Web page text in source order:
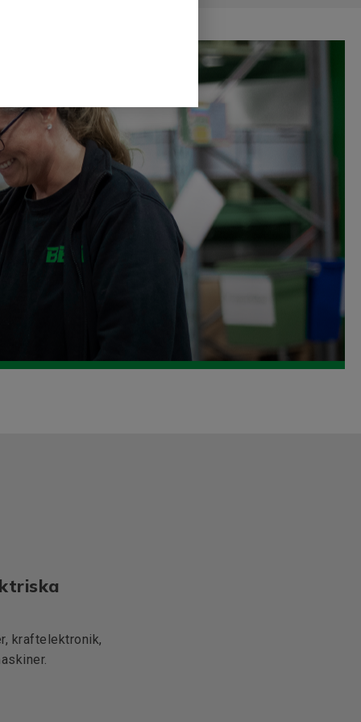
kraftelektronik,